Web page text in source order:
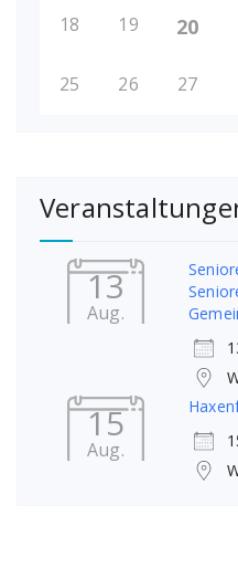
18 19 20
25 26 27
13
Aug.
15
Aug.